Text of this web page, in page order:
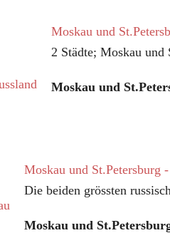
Moskau und
2 Städte; Moskau und
Moskau und
Moskau und St.Petersburg
Die beiden grössten
Moskau und